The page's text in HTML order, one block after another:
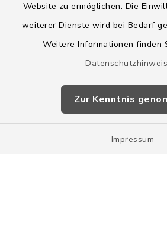
Website zu ermöglichen. Die
weiterer Dienste wird bei Bedarf
Weitere Informationen finden
Zur Kenntnis
Impressum
Impressum
Sitemap